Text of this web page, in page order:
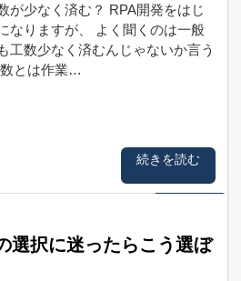
が少なく済む？ RPA開発をはじ
なりますが、 よく聞くのは一般
工数少なく済むんじゃないか言う
とは作業…
続きを読む
選択に迷ったらこう選ぼ